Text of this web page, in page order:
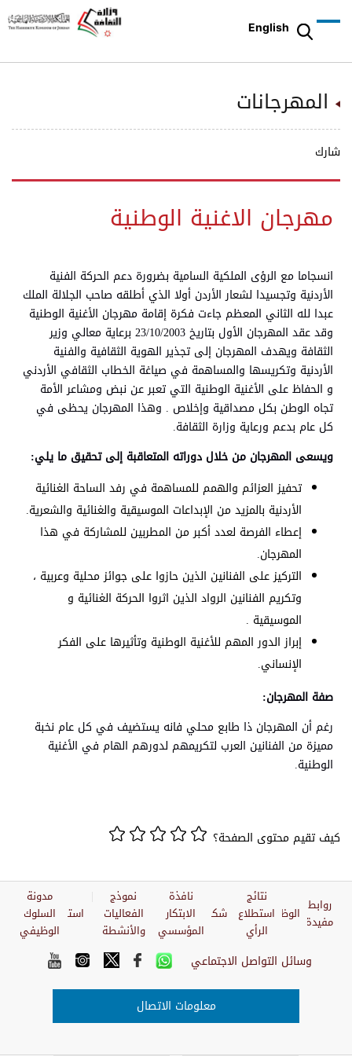
English
المهرجانات
شارك
مهرجان الاغنية الوطنية
انسجاما مع الرؤى الملكية السامية بضرورة دعم الحركة الفنية
الأردنية وتجسيدا لشعار الأردن أولا الذي أطلقه صاحب الجلالة الملك
عبدا لله الثاني المعظم جاءت فكرة إقامة مهرجان الأغنية الوطنية
وقد عقد المهرجان الأول بتاريخ 23/10/2003 برعاية معالي وزير
الثقافة ويهدف المهرجان إلى تجذير الهوية الثقافية والفنية
الأردنية وتكريسها والمساهمة في صياغة الخطاب الثقافي الأردني
و الحفاظ على الأغنية الوطنية التي تعبر عن نبض ومشاعر الأمة
تجاه الوطن بكل مصداقية وإخلاص . وهذا المهرجان يحظى في
كل عام بدعم ورعاية وزارة الثقافة.
ويسعى المهرجان من خلال دوراته المتعاقبة إلى تحقيق ما يلي:
تحفيز العزائم والهمم للمساهمة في رفد الساحة الغنائية
الأردنية بالمزيد من الإبداعات الموسيقية والغنائية والشعرية.
إعطاء الفرصة لعدد أكبر من المطربين للمشاركة في هذا
المهرجان.
التركيز على الفنانين الذين حازوا على جوائز محلية وعربية ،
وتكريم الفنانين الرواد الذين اثروا الحركة الغنائية و
الموسيقية .
إبراز الدور المهم للأغنية الوطنية وتأثيرها على الفكر
الإنساني.
صفة المهرجان:
رغم أن المهرجان ذا طابع محلي فانه يستضيف في كل عام نخبة
مميزة من الفنانين العرب لتكريمهم لدورهم الهام في الأغنية
الوطنية.
كيف تقيم محتوى الصفحة؟
روابط
مفيدة الوظائف
نتائج
استطلاع
الرأي
شكاوي
نافذة
الابتكار
المؤسسي
نموذج
الفعاليات
والأنشطة
استبيان
مدونة
السلوك
الوظيفي
وسائل التواصل الاجتماعي
معلومات الاتصال